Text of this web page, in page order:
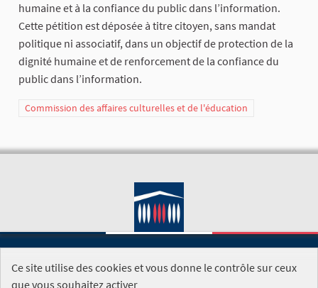
humaine et à la confiance du public dans l’information.
Cette pétition est déposée à titre citoyen, sans mandat
politique ni associatif, dans un objectif de protection de la
dignité humaine et de renforcement de la confiance du
public dans l’information.
Commission des affaires culturelles et de l'éducation
SITE DE L'ASSEMBLÉE NATIONALE
Ce site utilise des cookies et vous donne le contrôle sur ceux
que vous souhaitez activer